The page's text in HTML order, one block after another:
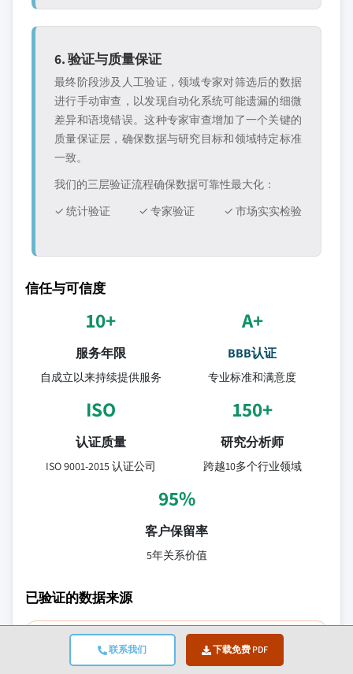
联系我们 下载免费 PDF
6. 验证与质量保证
最终阶段涉及人工验证，领域专家对筛选后的数据
进行手动审查，以发现自动化系统可能遗漏的细微
差异和语境错误。这种专家审查增加了一个关键的
质量保证层，确保数据与研究目标和领域特定标准
一致。
我们的三层验证流程确保数据可靠性最大化：
✓ 统计验证
✓ 专家验证 ✓ 市场实实检验
信任与可信度
10+
服务年限
自成立以来持续提供服务
A+
BBB认证
专业标准和满意度
ISO
认证质量
ISO 9001-2015 认证公司
150+
研究分析师
跨越10多个行业领域
95%
客户保留率
5年关系价值
已验证的数据来源
贸易出版物
安全与国防行业期刊及贸易媒体